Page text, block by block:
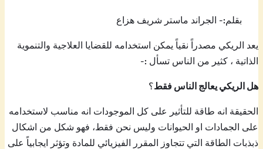
بقلم:- الجراند ماستر شريف هزاع
يعد الريكي مصدراً نقياً يمكن استخدامه للقضايا العلاجية والتنموية
الذاتية ، كثير من الناس تسأل :-
هل الريكي يعالج الناس فقط؟
الحقيقة انه طاقة للتأثير على كل الموجودات انه مناسب لاستخدامه
على الجمادات او الحيوانات وليس نحن فقط، فهو شكل من اشكال
ذبذبات الطاقة التي تتجاوز المقرر الفيزيائي للمادة وتؤثر ايجابياً على